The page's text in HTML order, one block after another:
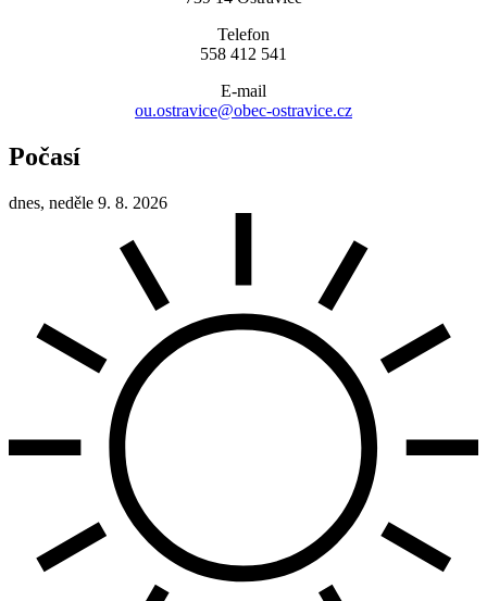
Telefon
558 412 541
E-mail
ou.ostravice@obec-ostravice.cz
Počasí
dnes, neděle 9. 8. 2026